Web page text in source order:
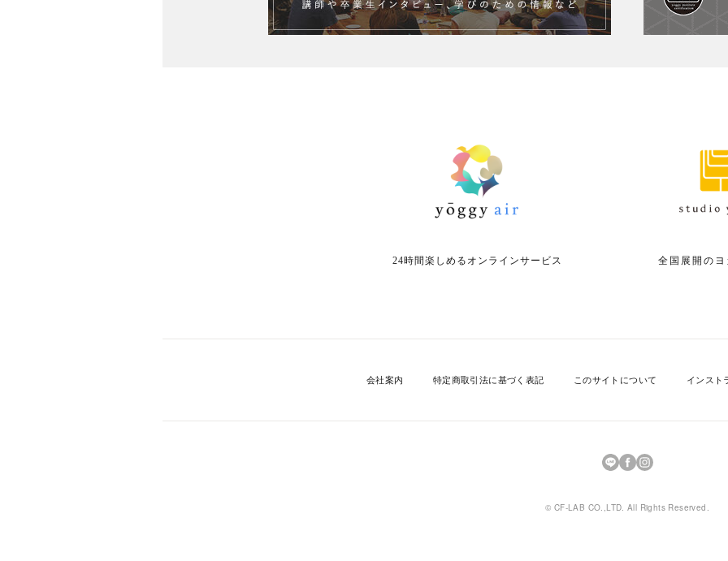
24時間楽しめる オンラインサービス 全国展開の
会社案内 特定商取引法に基づく表記 このサイトについて インスト
© CF-LAB CO.,LTD. All Rights Reserved.